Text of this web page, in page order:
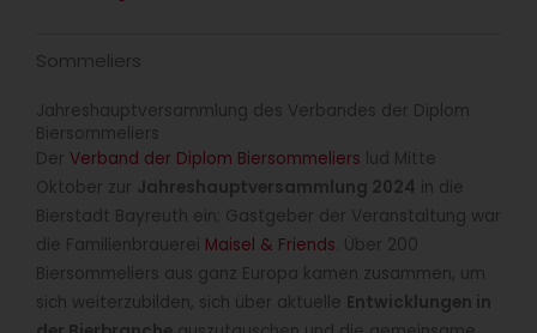
Sommeliers
Jahreshauptversammlung des Verbandes der Diplom
Biersommeliers
Der Verband der Diplom Biersommeliers lud Mitte
Oktober zur Jahreshauptversammlung 2024 in die
Bierstadt Bayreuth ein; Gastgeber der Veranstaltung war
die Familienbrauerei Maisel & Friends . Über 200
Biersommeliers aus ganz Europa kamen zusammen, um
sich weiterzubilden, sich über aktuelle Entwicklungen in